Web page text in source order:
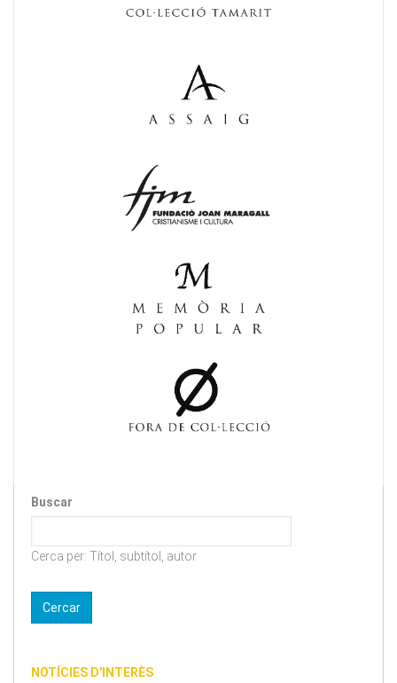
Buscar
Cerca per: Títol, subtítol, autor
NOTÍCIES D'INTERÈS